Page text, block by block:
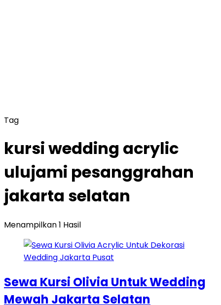
Tag
kursi wedding acrylic
ulujami pesanggrahan
jakarta selatan
Menampilkan 1 Hasil
Sewa Kursi Olivia Untuk Wedding
Mewah Jakarta Selatan